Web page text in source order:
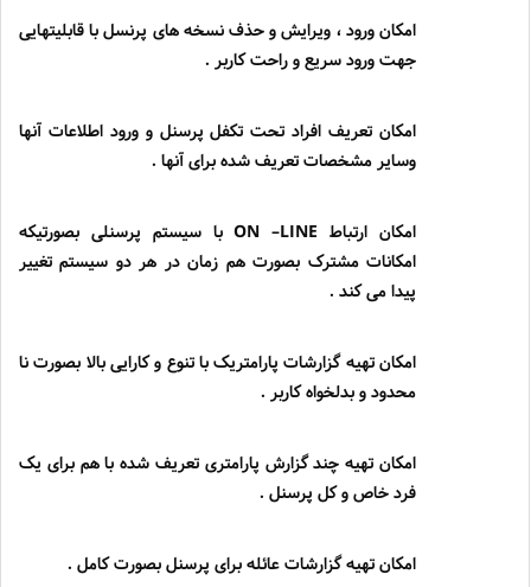
امکان ورود ، ویرایش و حذف نسخه های پرنسل با قابلیتهایی
جهت ورود سریع و راحت کاربر .
امکان تعریف افراد تحت تکفل پرسنل و ورود اطلاعات آنها
وسایر مشخصات تعریف شده برای آنها .
امکان ارتباط ON –LINEبا سیستم پرسنلی بصورتیکه
امکانات مشترک بصورت هم زمان در هر دو سیستم تغییر
پیدا می کند .
امکان تهیه گزارشات پارامتریک با تنوع و کارایی بالا بصورت نا
محدود و بدلخواه کاربر .
امکان تهیه چند گزارش پارامتری تعریف شده با هم برای یک
فرد خاص و کل پرسنل .
امکان تهیه گزارشات عائله برای پرسنل بصورت کامل .